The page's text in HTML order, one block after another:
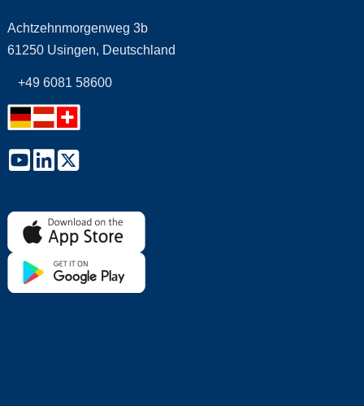
Achtzehnmorgenweg 3b
61250 Usingen, Deutschland
+49 6081 58600